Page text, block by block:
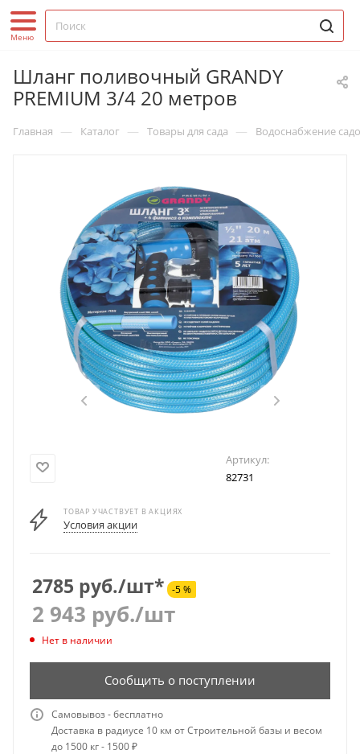
Шланг поливочный GRANDY
PREMIUM 3/4 20 метров
Главная — Каталог — Товары для сада — Водоснабжение
Артикул:
82731
ТОВАР УЧАСТВУЕТ В АКЦИЯХ
Условия акции
2785 руб./шт* -5 %
2 943 руб./шт
Нет в наличии
Сообщить о поступлении
Самовывоз - бесплатно
Доставка в радиусе 10 км от Строительной базы и весом
до 1500 кг - 1500 ₽